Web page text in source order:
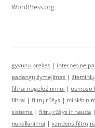
WordPress.org
gyvunu prekes | internetine
padangų žymėjimas |
filtrai nugeležinimui | osmoso
filtrai | filtrų rūšys |
sistema | filtrų rūšys ir nauda |
nukalkinimui | vandens filtrų